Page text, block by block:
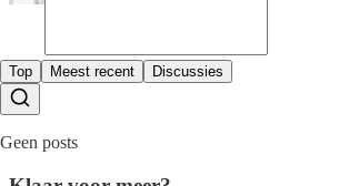
Top Meest recent Discussies
Geen posts